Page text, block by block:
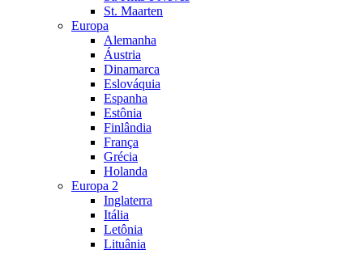
St. Maarten
Europa
Alemanha
Áustria
Dinamarca
Eslováquia
Espanha
Estônia
Finlândia
França
Grécia
Holanda
Europa 2
Inglaterra
Itália
Letônia
Lituânia